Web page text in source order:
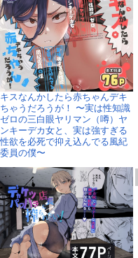
キスなんかしたら赤ちゃんデキ
ちゃうだろうが！ 〜実は性知識
ゼロの三白眼ヤリマン（噂）ヤ
ンキーデカ女と、実は強すぎる
性欲を必死で抑え込んでる風紀
委員の僕〜